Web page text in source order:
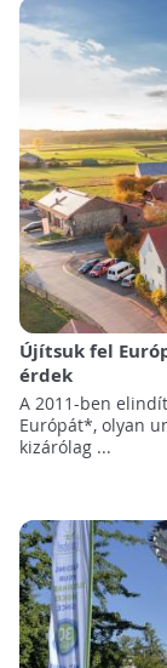
Újítsuk fel
érdek
A 2011-ben
Európát*, olyan
kizárólag ...